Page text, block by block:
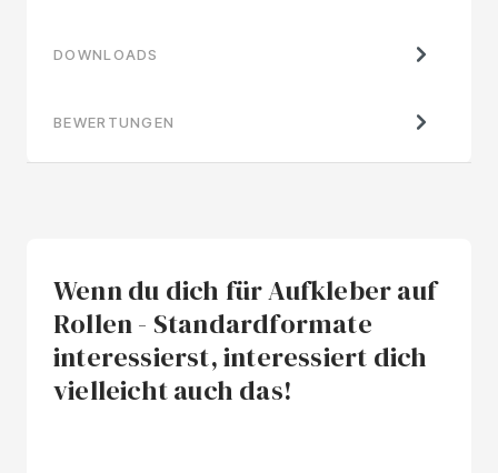
DOWNLOADS
BEWERTUNGEN
Wenn du dich für Aufkleber auf
Rollen - Standardformate
interessierst, interessiert dich
vielleicht auch das!